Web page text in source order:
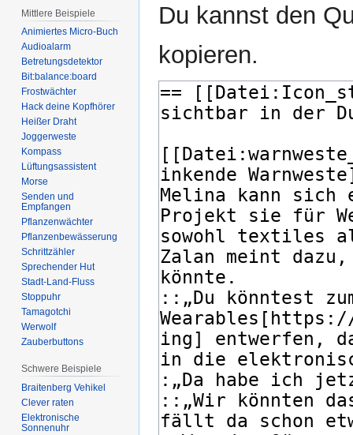
Du kannst den
kopieren.
Mittlere Beispiele
Animiertes Micro-Buch
Audioalarm
Betretungsdetektor
Bit:balance:board
Frostwächter
Hack deine Kopfhörer
Heißer Draht
Joggerweste
Kompass
Lüftungsassistent
Morse
Senden und
Empfangen
Pflanzenwächter
Pflanzenbewässerung
Schrittzähler
Sprechender Hut
Stadt-Land-Fluss
Stoppuhr
Tamagotchi
Werwolf
Zauberbuttons
Schwere Beispiele
Braitenberg Vehikel
Clever raten
Elektronische
Sonnenuhr